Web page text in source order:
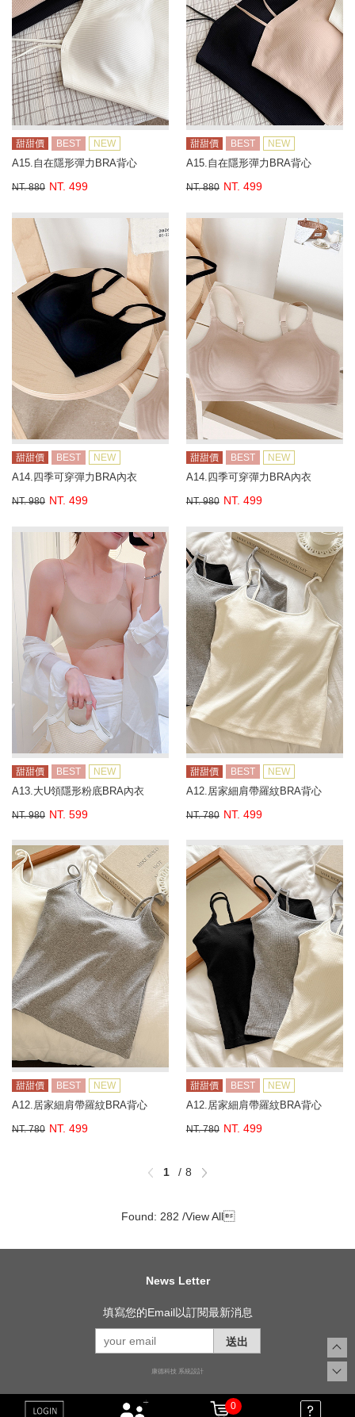
甜甜價 BEST NEW
A15.自在隱形彈力BRA背心
NT. 880 NT. 499
甜甜價 BEST NEW
A15.自在隱形彈力BRA背心
NT. 880 NT. 499
甜甜價 BEST NEW
A14.四季可穿彈力BRA內衣
NT. 980 NT. 499
甜甜價 BEST NEW
A14.四季可穿彈力BRA內衣
NT. 980 NT. 499
甜甜價 BEST NEW
A13.大U領隱形粉底BRA內衣
NT. 980 NT. 599
甜甜價 BEST NEW
A12.居家細肩帶羅紋BRA背心
NT. 780 NT. 499
甜甜價 BEST NEW
A12.居家細肩帶羅紋BRA背心
NT. 780 NT. 499
甜甜價 BEST NEW
A12.居家細肩帶羅紋BRA背心
NT. 780 NT. 499
1 8
Found: 282 /View All
News Letter
填寫您的Email以訂閱最新消息
送出
康德科技 系統設計
0